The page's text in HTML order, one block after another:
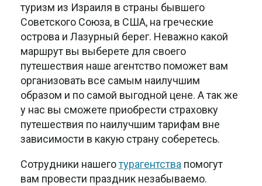
туризм из Израиля в страны бывшего
Советского Союза, в США, на греческие
острова и Лазурный берег. Неважно какой
маршрут вы выберете для своего
путешествия наше агентство поможет вам
организовать все самым наилучшим
образом и по самой выгодной цене. А так же
у нас вы сможете приобрести страховку
путешествия по наилучшим тарифам вне
зависимости в какую страну соберетесь.
Сотрудники нашеготурагентства помогут
вам провести праздник незабываемо.